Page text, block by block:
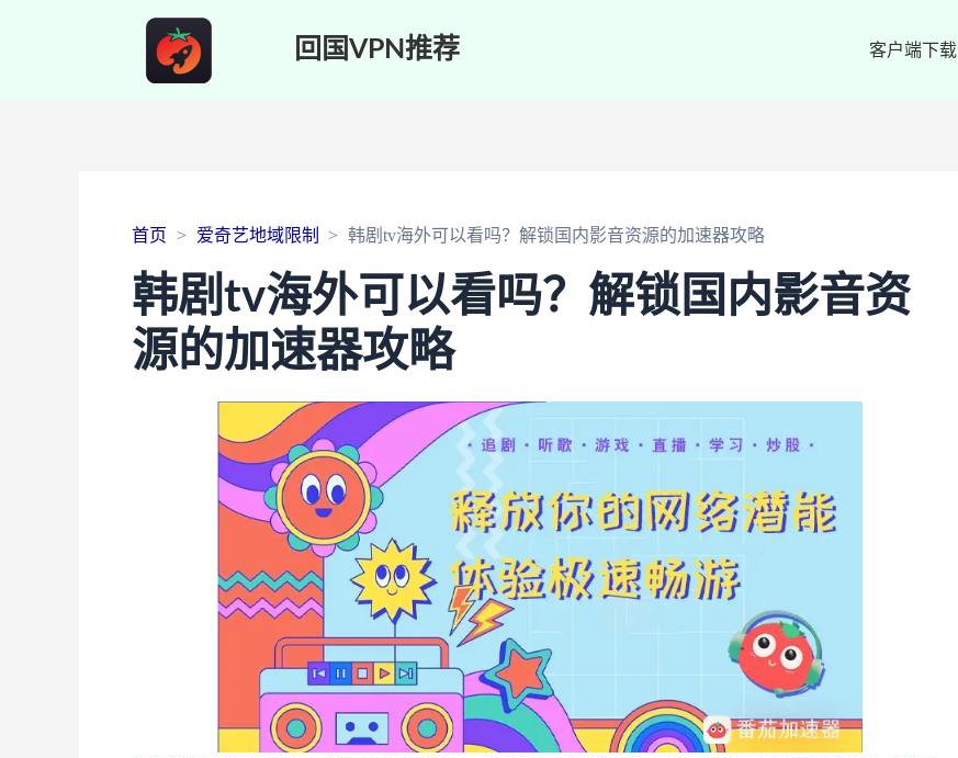
回国VPN推荐 客户端下载
首页 爱奇艺地域限制 韩剧tv海外可以看吗？解锁国内影音资源的加速器攻略
韩剧tv海外可以看吗？解锁国内影音资
源的加速器攻略